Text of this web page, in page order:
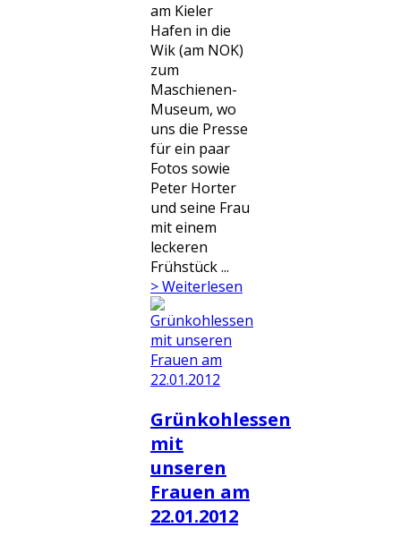
am Kieler
Hafen in die
Wik (am NOK)
zum
Maschienen-
Museum, wo
uns die Presse
für ein paar
Fotos sowie
Peter Horter
und seine Frau
mit einem
leckeren
Frühstück ...
> Weiterlesen
Grünkohlessen
mit
unseren
Frauen am
22.01.2012